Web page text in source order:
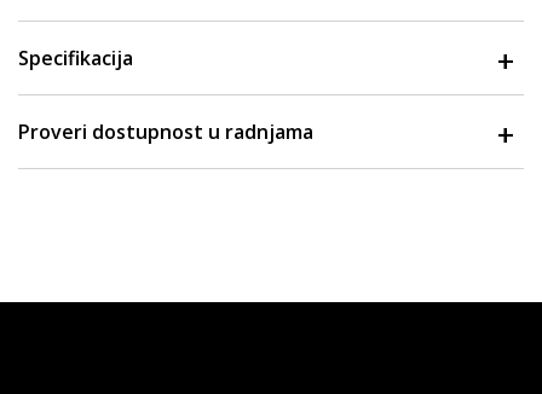
Specifikacija
Proveri dostupnost u radnjama